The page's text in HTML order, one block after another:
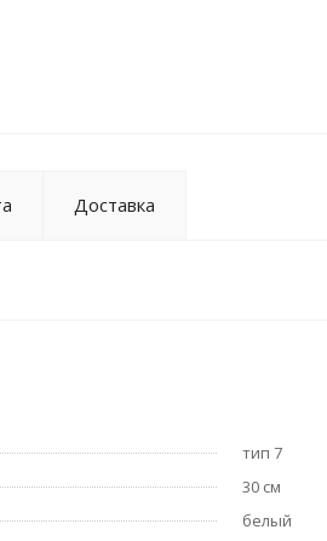
Доставка
тип 7
30 см
белый